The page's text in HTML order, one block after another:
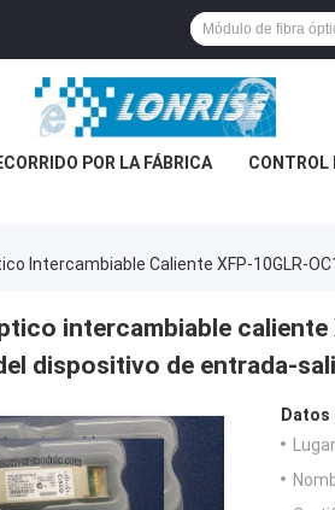
POR LA FÁBRICA CONTROL
Intercambiable Caliente XFP-10GLR-
intercambiable caliente
dispositivo de entrada-